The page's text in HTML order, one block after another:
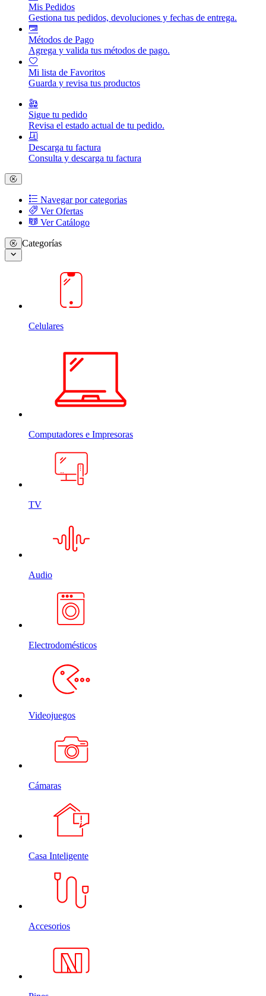
Mis Pedidos
Gestiona tus pedidos, devoluciones y fechas de entrega.
Métodos de Pago
Agrega y valida tus métodos de pago.
Mi lista de Favoritos
Guarda y revisa tus productos
Sigue tu pedido
Revisa el estado actual de tu pedido.
Descarga tu factura
Consulta y descarga tu factura
Navegar por categorias
Ver Ofertas
Ver Catálogo
Categorías
Celulares
Computadores e Impresoras
TV
Audio
Electrodomésticos
Videojuegos
Cámaras
Casa Inteligente
Accesorios